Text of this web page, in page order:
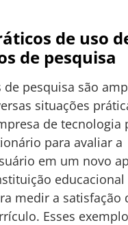
de uso
de pesquisa
pesquisa são
situações
de tecnologia
para avaliar a
em um novo
medir a satisfação
Esses